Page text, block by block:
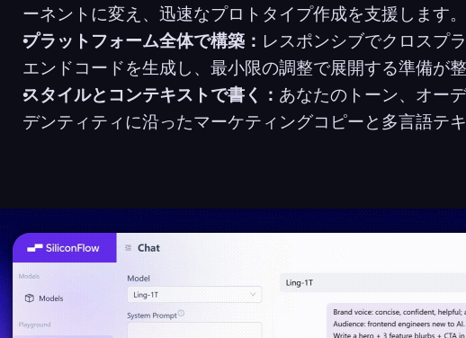
ーネントに変え、迅速なプロトタイプ作成を支援します。
プラットフォーム全体で構築： レスポンシブでクロスプ
エンドコードを生成し、最小限の調整で展開する準備が整
スタイルとコンテキストで書く： あなたのトーン、オー
デンティティに沿ったマーケティングコピーと多言語テ